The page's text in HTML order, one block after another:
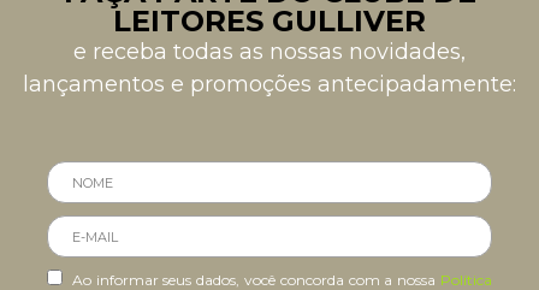
LEITORES GULLIVER
e receba todas as nossas novidades,
lançamentos e promoções antecipadamente:
Ao informar seus dados, você concorda com a nossa Política